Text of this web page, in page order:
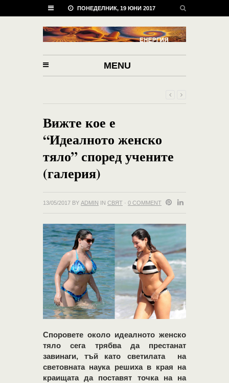
ПОНЕДЕЛНИК, 19 ЮНИ 2017
MENU
Вижте кое е
“Идеалното женско
тяло” според учените
(галерия)
13/05/2017 BY ADMIN IN СВЯТ · 0 COMMENT
Споровете около идеалното женско
тяло сега трябва да престанат
завинаги, тъй като светилата на
световната наука решиха в края на
краищата да поставят точка на на